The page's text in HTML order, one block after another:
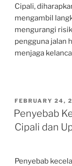
Cipali,
mengambil
mengurangi
pengguna jalan
menjaga
POSTED
ON
FEBRUARY 24,
Penyebab
Cipali dan
Penyebab